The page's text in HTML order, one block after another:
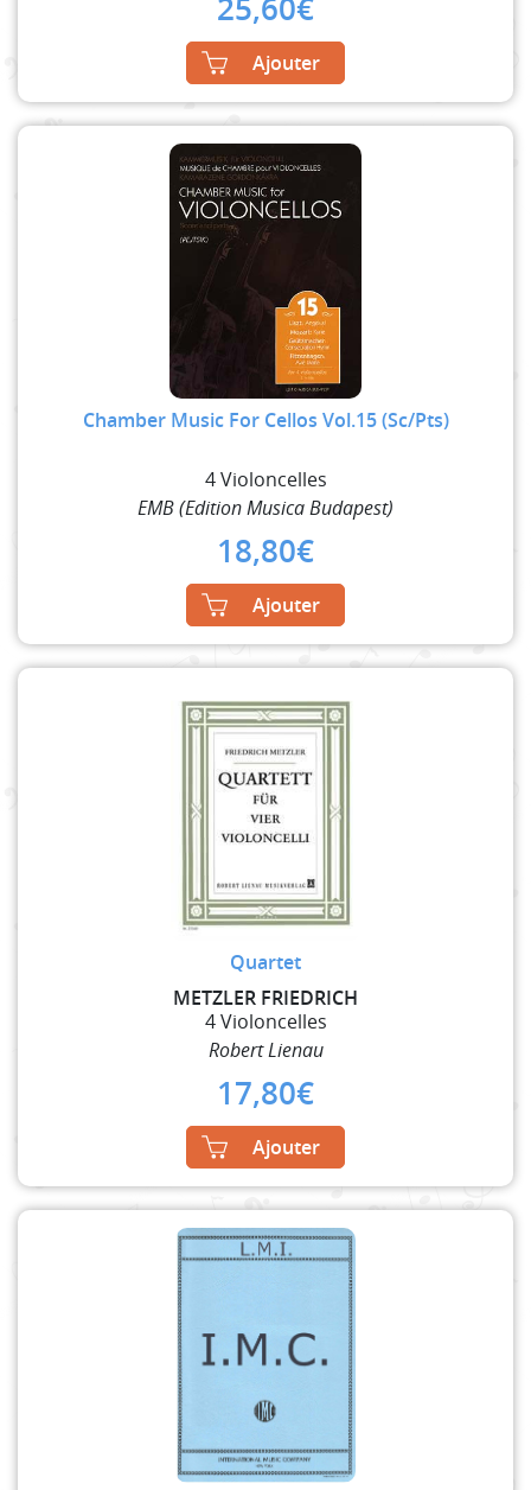
25,60€
Ajouter
Chamber Music For Cellos Vol.15 (Sc/Pts)
4 Violoncelles
EMB (Edition Musica Budapest)
18,80€
Ajouter
Quartet
METZLER FRIEDRICH
4 Violoncelles
Robert Lienau
17,80€
Ajouter